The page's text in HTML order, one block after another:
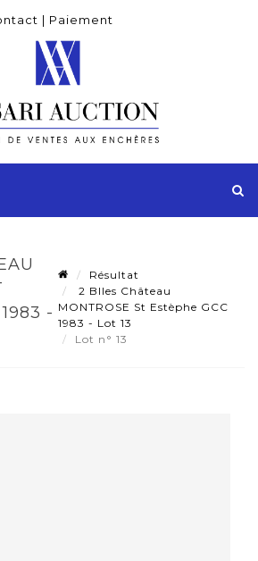
| Paiement
-
Résultat
2 Blles Château
MONTROSE St Estèphe GCC
1983 - Lot 13
Lot n° 13